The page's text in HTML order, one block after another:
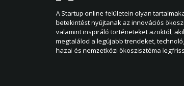
A Startup online felületein olyan
betekintést nyújtanak az innovációs
valamint inspiráló történeteket azoktól,
megtalálod a legújabb trendeket,
hazai és nemzetközi ökoszisztéma